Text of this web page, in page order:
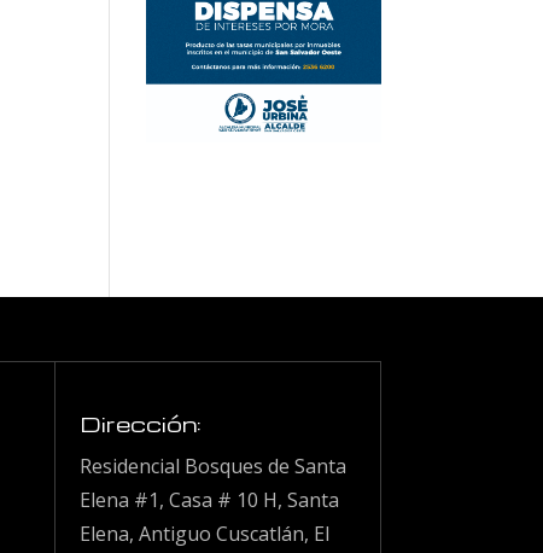
Dirección:
Residencial Bosques de Santa
Elena #1, Casa # 10 H, Santa
Elena, Antiguo Cuscatlán, El